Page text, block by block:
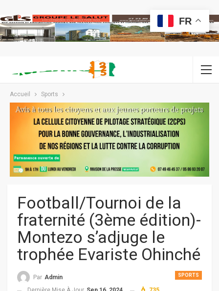
Accueil Sports
Football/Tournoi de la
fraternité (3ème édition)-
Montezo s’adjuge le
trophée Evariste Ohinché
SPORTS
Par Admin
FR